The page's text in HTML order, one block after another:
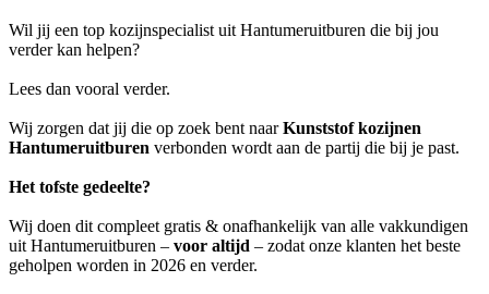
Wil jij een top kozijnspecialist uit Hantumeruitburen die bij jou
verder kan helpen?
Lees dan vooral verder.
Wij zorgen dat jij die op zoek bent naarKunststof kozijnen
Hantumeruitburen verbonden wordt aan de partij die bij je past.
Het tofste gedeelte?
Wij doen dit compleet gratis & onafhankelijk van alle vakkundigen
uit Hantumeruitburen – voor altijd – zodat onze klanten het beste
geholpen worden in 2026 en verder.